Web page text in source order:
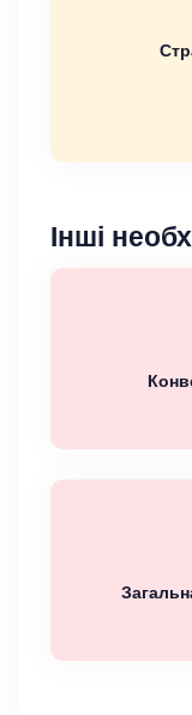
Інші